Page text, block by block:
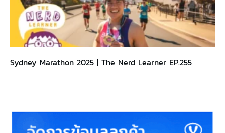
Sydney Marathon 2025 | The Nerd Learner EP.255